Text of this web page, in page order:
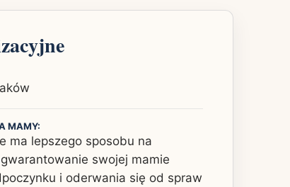
MAMY:
ma lepszego sposobu na
swojej mamie
i oderwania się od spraw